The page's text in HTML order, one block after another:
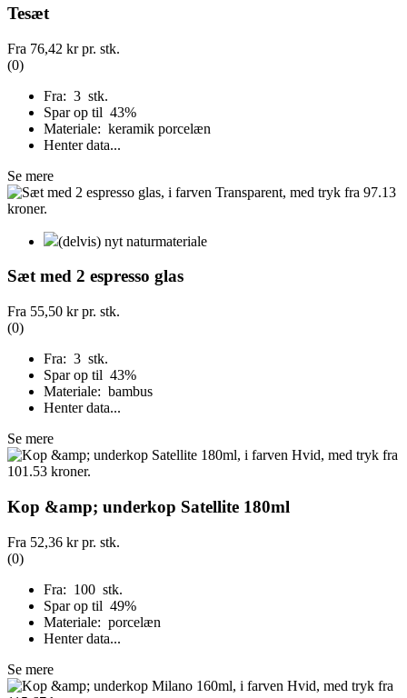
Tesæt
Fra 76,42 krpr. stk.
(0)
Fra: 3 stk.
Spar op til 43%
Materiale: keramik porcelæn
Henter data...
Se mere
(delvis) nyt naturmateriale
Sæt med 2 espresso glas
Fra 55,50 krpr. stk.
(0)
Fra: 3 stk.
Spar op til 43%
Materiale: bambus
Henter data...
Se mere
Kop &amp; underkop Satellite 180ml
Fra 52,36 krpr. stk.
(0)
Fra: 100 stk.
Spar op til 49%
Materiale: porcelæn
Henter data...
Se mere